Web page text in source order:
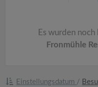
Es wurden
Fronmühle
Einstellungsdatum /